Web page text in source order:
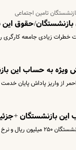
تامین اجتماعی
بازنشستگان/حقوق
خطرات زیادی جامعه
ویژه به حساب این
پایان خدمت بازنشستگان هلال احمر سال
این بازنشستگان
بازپرداخت ۶۰ ماهه است.